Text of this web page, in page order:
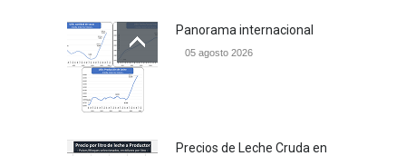
Panorama internacional
05 agosto 2026
Precios de Leche Cruda en